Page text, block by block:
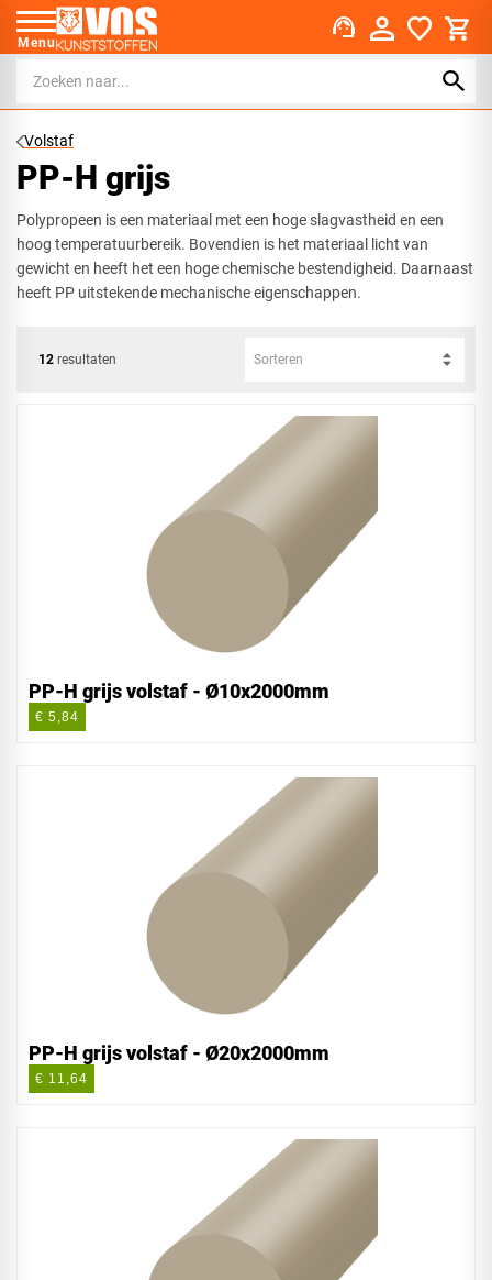
Menu support_agent
Volstaf
PP-H grijs
Polypropeen is een materiaal met een hoge slagvastheid en een
hoog temperatuurbereik. Bovendien is het materiaal licht van
gewicht en heeft het een hoge chemische bestendigheid. Daarnaast
heeft PP uitstekende mechanische eigenschappen.
12 resultaten Sorteren
PP-H grijs volstaf - Ø10x2000mm
€ 5,84
PP-H grijs volstaf - Ø20x2000mm
€ 11,64